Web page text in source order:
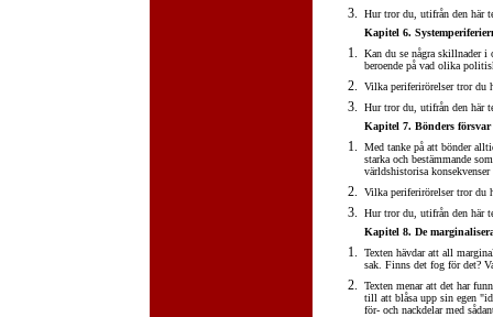
Hur tror du, utifrån den här
Kapitel 6.
Kan du se några skillnader i
beroende på vad olika
Vilka periferirörelser tror du
Hur tror du, utifrån den här
Kapitel 7. Bönders
Med tanke på att bönder
starka och bestämmande
världshistorisa
Vilka periferirörelser tror du
Hur tror du, utifrån den här
Kapitel 8. De
Texten hävdar att all
sak. Finns det fog för det?
Texten menar att det har
till att blåsa upp sin egen
för- och nackdelar med